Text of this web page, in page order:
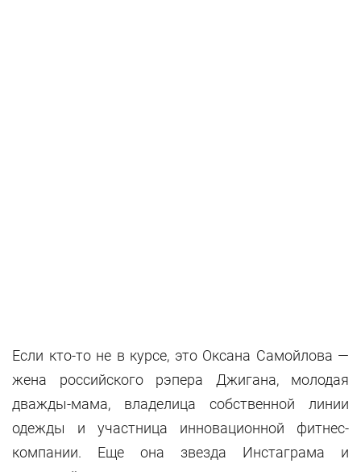
Если кто-то не в курсе, это Оксана Самойлова —
жена российского рэпера Джигана, молодая
дважды-мама, владелица собственной линии
одежды и участница инновационной фитнес-
компании. Еще она звезда Инстаграма и